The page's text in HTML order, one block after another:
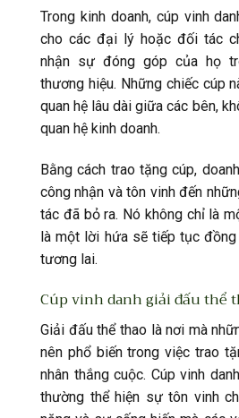
Trong kinh doanh, cúp vinh
cho các đại lý hoặc đối tác
nhận sự đóng góp của họ
thương hiệu. Những chiếc cúp
quan hệ lâu dài giữa các bên,
quan hệ kinh doanh.
Bằng cách trao tặng cúp,
công nhận và tôn vinh đến
tác đã bỏ ra. Nó không chỉ là
là một lời hứa sẽ tiếp tục đồng
tương lai.
Cúp vinh danh giải đấu thể
Giải đấu thể thao là nơi mà
nên phổ biến trong việc trao
nhân thắng cuộc. Cúp vinh
thường thể hiện sự tôn vinh